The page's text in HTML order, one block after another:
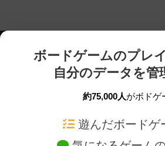
ボードゲームのプレ
自分のデータを管
約75,000人がボドゲ
遊んだボードゲ